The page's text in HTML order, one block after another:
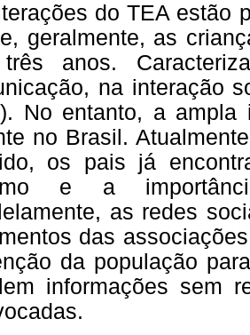
do TEA estão
geralmente, as
anos.
na interação
No entanto, a
no Brasil.
os pais já
e a
as redes
das
da população
informações sem